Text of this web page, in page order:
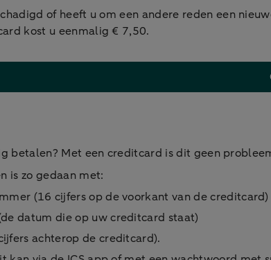
of heeft u om een andere reden een
kost u eenmalig € 7,50.
betalen? Met een creditcard is dit geen
is zo gedaan met:
(16 cijfers op de voorkant van de creditcard)
datum die op uw creditcard staat)
achterop de creditcard).